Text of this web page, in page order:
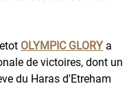
OLYMPIC GLORY a
de victoires, dont un
du Haras d'Etreham